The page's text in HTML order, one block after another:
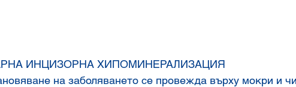
ИНЦИЗОРНА ХИПОМИНЕРАЛИЗАЦИЯ
на заболяването се провежда върху мокри и